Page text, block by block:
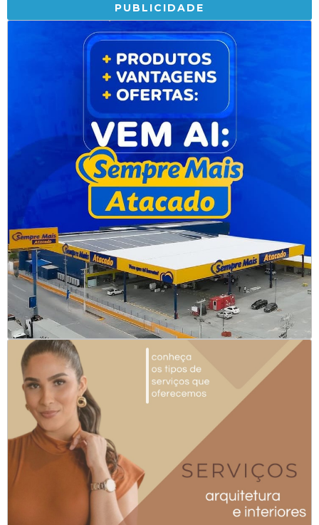
PUBLICIDADE